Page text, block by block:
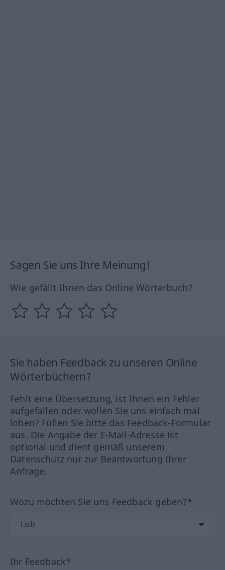
Sagen Sie uns Ihre Meinung!
Wie gefällt Ihnen das Online Wörterbuch?
Sie haben Feedback zu unseren Online
Wörterbüchern?
Fehlt eine Übersetzung, ist Ihnen ein Fehler
aufgefallen oder wollen Sie uns einfach mal
loben? Füllen Sie bitte das Feedback-Formular
aus. Die Angabe der E-Mail-Adresse ist
optional und dient gemäß unserem
Datenschutz nur zur Beantwortung Ihrer
Anfrage.
Wozu möchten Sie uns Feedback geben?*
Ihr Feedback*